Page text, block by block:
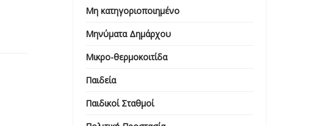
Μη κατηγοριοποιημένο
Μηνύματα Δημάρχου
Μικρο-θερμοκοιτίδα
Παιδεία
Παιδικοί Σταθμοί